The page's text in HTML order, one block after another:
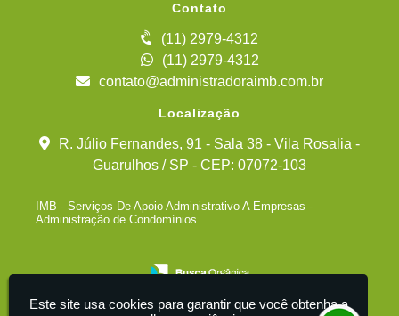
Contato
(11) 2979-4312
(11) 2979-4312
contato@administradoraimb.com.br
Localização
R. Júlio Fernandes, 91 - Sala 38 - Vila Rosalia -
Guarulhos / SP - CEP: 07072-103
IMB - Serviços De Apoio Administrativo A Empresas -
Administração de Condomínios
Este site usa cookies para garantir que você obtenha a